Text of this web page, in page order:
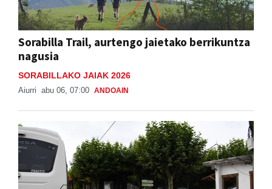
Sorabilla Trail, aurtengo jaietako berrikuntza
nagusia
SORABILLAKO JAIAK 2026
Aiurri abu 06, 07:00 ANDOAIN